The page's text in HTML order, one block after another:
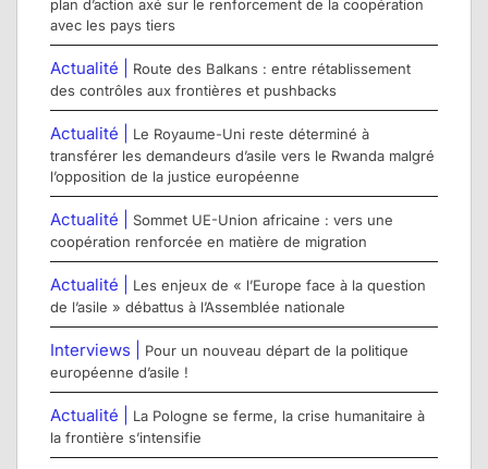
plan d’action axé sur le renforcement de la coopération
avec les pays tiers
Actualité |
Route des Balkans : entre rétablissement
des contrôles aux frontières et pushbacks
Actualité |
Le Royaume-Uni reste déterminé à
transférer les demandeurs d’asile vers le Rwanda malgré
l’opposition de la justice européenne
Actualité |
Sommet UE-Union africaine : vers une
coopération renforcée en matière de migration
Actualité |
Les enjeux de « l’Europe face à la question
de l’asile » débattus à l’Assemblée nationale
Interviews |
Pour un nouveau départ de la politique
européenne d’asile !
Actualité |
La Pologne se ferme, la crise humanitaire à
la frontière s’intensifie